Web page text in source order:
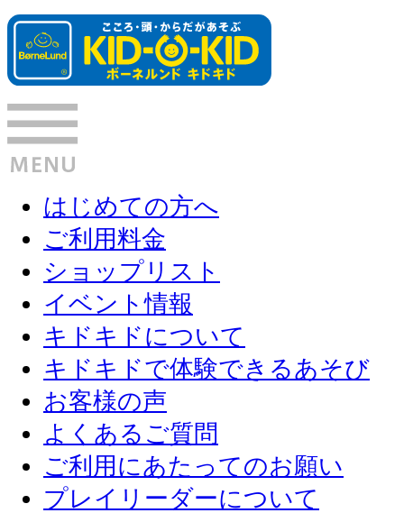
はじめての方へ
ご利用料金
ショップリスト
イベント情報
キドキドについて
キドキドで体験できるあそび
お客様の声
よくあるご質問
ご利用にあたってのお願い
プレイリーダーについて